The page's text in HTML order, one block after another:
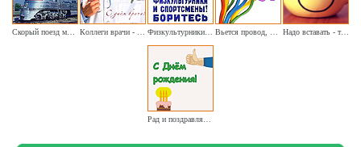
Надо вставать - ты нужен твоему кофе